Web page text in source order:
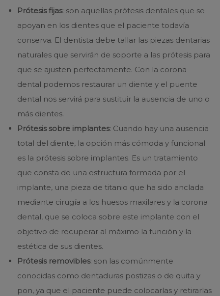
Prótesis fijas: son aquellas prótesis dentales que se
apoyan en los dientes que el paciente todavía
conserva. El dentista debe tallar las piezas dentarias
naturales que servirán de soporte a las prótesis para
que se ajusten perfectamente. Con la corona
dental podemos restaurar un diente y el puente
dental nos servirá para sustituir la ausencia de uno o
más dientes.
Prótesis sobre implantes: Cuando hay una ausencia
total del diente, la opción más cómoda y funcional
es la prótesis sobre implantes. Es un tratamiento
que consta de una estructura formada por el
implante, una pieza de titanio que ha sido anclada
mediante cirugía a los huesos maxilares y la corona
dental, que se coloca sobre este implante con el
objetivo de recuperar al máximo la función y la
estética de sus dientes.
Prótesis removibles: son las comúnmente
conocidas como dentaduras postizas o de quita y
pon, ya que el paciente puede colocarlas y retirarlas